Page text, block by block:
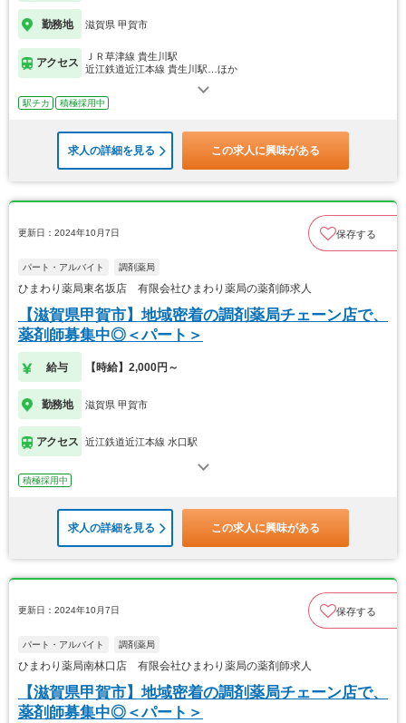
勤務地 滋賀県 甲賀市
アクセス
ＪＲ草津線 貴生川駅
近江鉄道近江本線 貴生川駅…ほか
駅チカ 積極採用中
求人の詳細を見る この求人に興味がある
更新日：2024年10月7日 保存する
パート・アルバイト 調剤薬局
ひまわり薬局東名坂店 有限会社ひまわり薬局の薬剤師求人
【滋賀県甲賀市】地域密着の調剤薬局チェーン店で、
薬剤師募集中◎＜パート＞
給与 【時給】2,000円～
勤務地 滋賀県 甲賀市
アクセス 近江鉄道近江本線 水口駅
積極採用中
求人の詳細を見る この求人に興味がある
更新日：2024年10月7日 保存する
パート・アルバイト 調剤薬局
ひまわり薬局南林口店 有限会社ひまわり薬局の薬剤師求人
【滋賀県甲賀市】地域密着の調剤薬局チェーン店で、
薬剤師募集中◎＜パート＞